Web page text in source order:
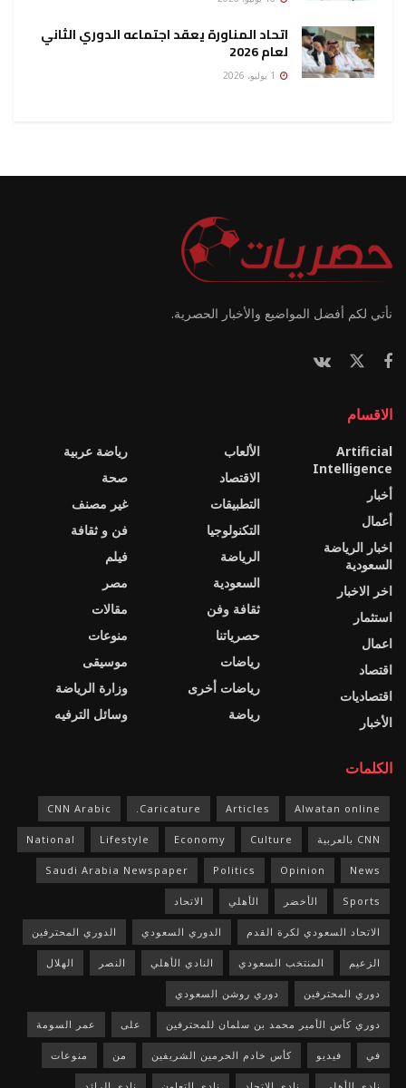
اتحاد المناورة يعقد اجتماعه الدوري الثاني
لعام 2026
نأتي لكم أفضل المواضيع والأخبار الحصرية.
الاقسام
Artificial
Intelligence
أخبار
أعمال
اخبار الرياضة
السعودية
اخر الاخبار
استثمار
اعمال
اقتصاد
اقتصاديات
الأخبار
الألعاب
الاقتصاد
التطبيقات
التكنولوجيا
الرياضة
السعودية
ثقافة وفن
حصرياتنا
رياضات
رياضات أخرى
رياضة
رياضة عربية
صحة
غير مصنف
فن و ثقافة
فيلم
مصر
مقالات
منوعات
موسيقى
وزارة الرياضة
وسائل الترفيه
الكلمات
Alwatan online
Articles
Caricature.
CNN Arabic
CNN بالعربية Culture
Economy
Lifestyle
National
News
Opinion
Politics
Saudi Arabia Newspaper
Sports الأخضر الأهلي الاتحاد
الاتحاد السعودي لكرة القدم الدوري السعودي الدوري المحترفين
الزعيم المنتخب السعودي النادي الأهلي النصر الهلال
دوري المحترفين دوري روشن السعودي
دوري كأس الأمير محمد بن سلمان للمحترفين على عمر السومة
في فيديو كأس خادم الحرمين الشريفين من منوعات